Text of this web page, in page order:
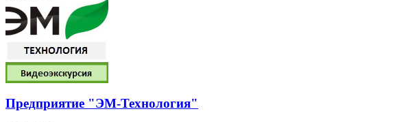
Предприятие "ЭМ-Технология"